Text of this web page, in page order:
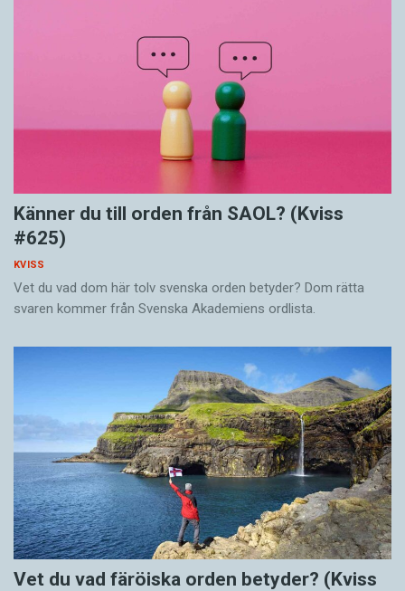
Känner du till orden från SAOL? (Kviss
#625)
KVISS
Vet du vad dom här tolv svenska orden betyder? Dom rätta
svaren kommer från Svenska Akademiens ordlista.
Vet du vad färöiska orden betyder? (Kviss